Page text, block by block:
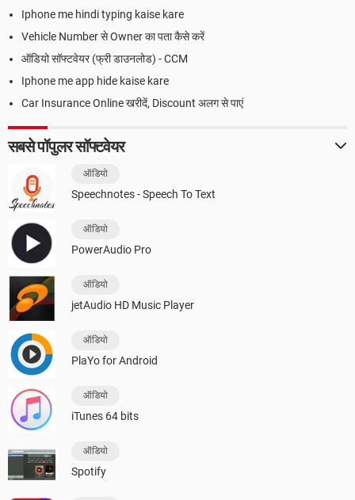
Iphone me hindi typing kaise kare
Vehicle Number से Owner का पता कैसे करें
ऑडियो सॉफ्टवेयर (फ्री डाउनलोड) - CCM
Iphone me app hide kaise kare
Car Insurance Online खरीदें, Discount अलग से पाएं
सबसे पॉपुलर सॉफ्टवेयर
ऑडियो
Speechnotes - Speech To Text
ऑडियो
PowerAudio Pro
ऑडियो
jetAudio HD Music Player
ऑडियो
PlaYo for Android
ऑडियो
iTunes 64 bits
ऑडियो
Spotify